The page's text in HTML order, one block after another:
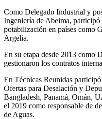
Como Delegado Industrial y
Ingeniería de Abeima, participó
potabilización en países como
Argelia.
En su etapa desde 2013 como
gestionaron los contratos
En Técnicas Reunidas
Ofertas para Desalación y
Bangladesh, Panamá, Omán,
el 2019 como responsable de
de Aguas.